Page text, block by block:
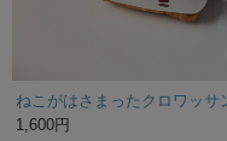
1,600円